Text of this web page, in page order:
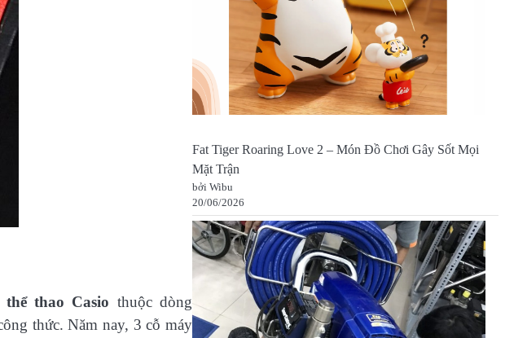
thao Casio thuộc dòng
thức. Năm nay, 3 cỗ máy
Fat Tiger Roaring Love 2 – Món Đồ Chơi Gây Sốt Mọi
Mặt Trận
bởi Wibu
20/06/2026